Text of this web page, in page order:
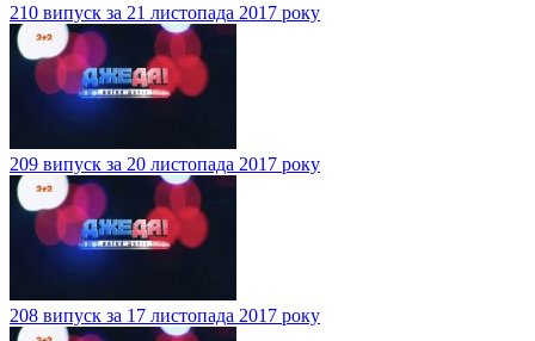
210 випуск за 21 листопада 2017 року
209 випуск за 20 листопада 2017 року
208 випуск за 17 листопада 2017 року